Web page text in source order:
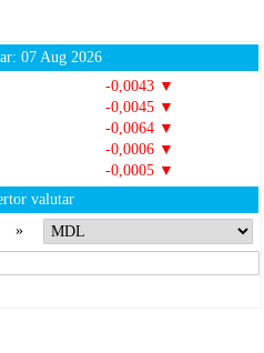
07 Aug 2026
-0,0043 ▼
-0,0045 ▼
-0,0064 ▼
-0,0006 ▼
-0,0005 ▼
valutar
»